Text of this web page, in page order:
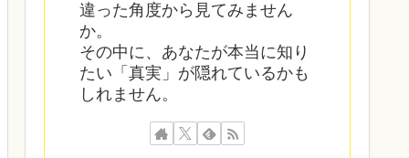
違った角度から見てみません
か。
その中に、あなたが本当に知り
たい「真実」が隠れているかも
しれません。